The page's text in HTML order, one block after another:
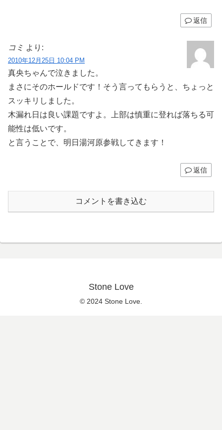
返信
コミ より:
2010年12月25日 10:04 PM
真央ちゃんで泣きました。
まさにそのホールドです！そう言ってもらうと、ちょっと
スッキリしました。
木漏れ日は良い課題ですよ。上部は慎重に登れば落ちる可
能性は低いです。
と言うことで、明日湯河原参戦してきます！
返信
コメントを書き込む
Stone Love
© 2024 Stone Love.